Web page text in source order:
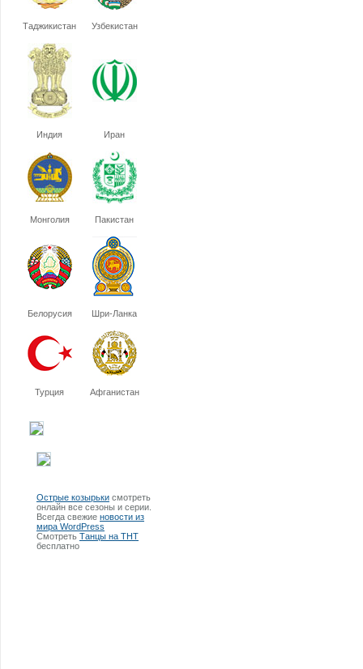
Таджикистан Узбекистан
Индия Иран
Монголия Пакистан
Белорусия Шри-Ланка
Турция Афганистан
Острые козырьки смотреть
онлайн все сезоны и серии.
Всегда свежие новости из
мира WordPress
Смотреть Танцы на ТНТ
бесплатно